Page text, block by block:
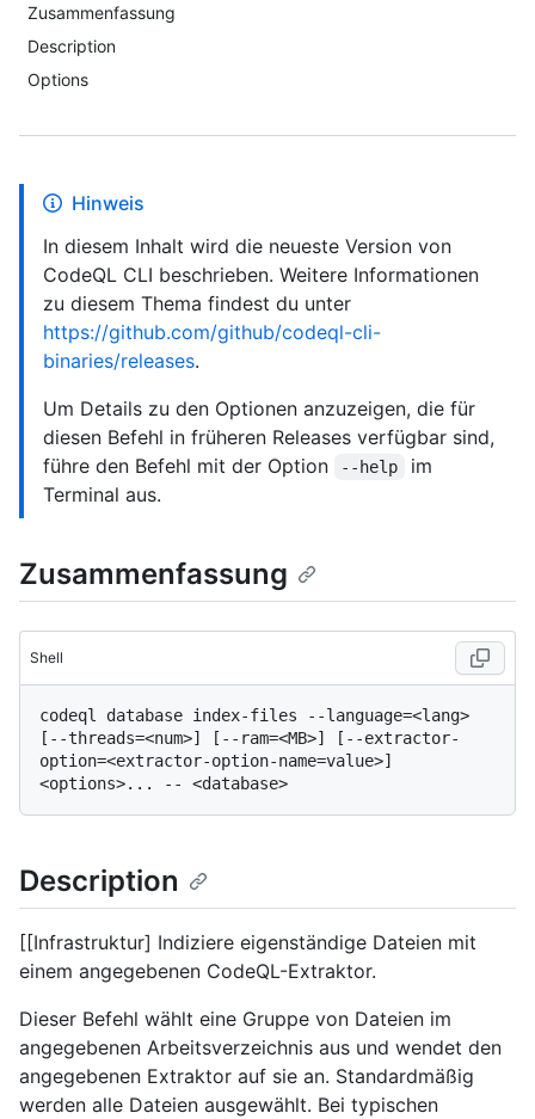
Zusammenfassung
Description
Options
Hinweis
In diesem Inhalt wird die neueste Version von
CodeQL CLI beschrieben. Weitere Informationen
zu diesem Thema findest du unter
https://github.com/github/codeql-cli-
binaries/releases.
Um Details zu den Optionen anzuzeigen, die für
diesen Befehl in früheren Releases verfügbar sind,
führe den Befehl mit der Option
--help
im
Terminal aus.
Zusammenfassung
Shell
codeql database index-files --language=<lang>
[--threads=<num>] [--ram=<MB>] [--extractor-
option=<extractor-option-name=value>]
Description
[[Infrastruktur] Indiziere eigenständige Dateien mit
einem angegebenen CodeQL-Extraktor.
Dieser Befehl wählt eine Gruppe von Dateien im
angegebenen Arbeitsverzeichnis aus und wendet den
angegebenen Extraktor auf sie an. Standardmäßig
werden alle Dateien ausgewählt. Bei typischen